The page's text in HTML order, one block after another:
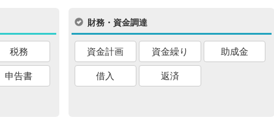
税務
申告書
財務・資金調達
資金計画 資金繰り 助成金
借入 返済